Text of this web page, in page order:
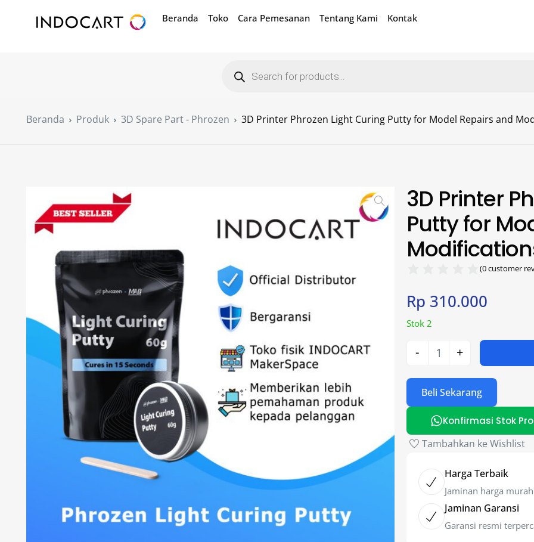
Beranda Toko Cara Pemesanan Tentang Kami Kontak
Beranda Produk 3D Spare Part - Phrozen 3D Printer Phrozen Light Curing Putty for Model Repairs and
3D Printer
Putty for
(0customer
Rp 310.000
Stok 2
- +
Beli Sekarang
Konfirmasi Stok
Tambahkan ke Wishlist
Harga Terbaik
Jaminan harga murah
Jaminan Garansi
Garansi resmi